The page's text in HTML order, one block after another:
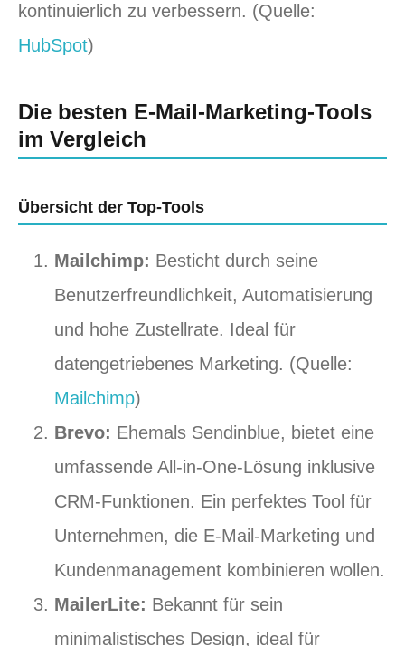
kontinuierlich zu verbessern. (Quelle:
HubSpot)
Die besten E-Mail-Marketing-Tools
im Vergleich
Übersicht der Top-Tools
Mailchimp: Besticht durch seine
Benutzerfreundlichkeit, Automatisierung
und hohe Zustellrate. Ideal für
datengetriebenes Marketing. (Quelle:
Mailchimp)
Brevo: Ehemals Sendinblue, bietet eine
umfassende All-in-One-Lösung inklusive
CRM-Funktionen. Ein perfektes Tool für
Unternehmen, die E-Mail-Marketing und
Kundenmanagement kombinieren wollen.
MailerLite: Bekannt für sein
minimalistisches Design, ideal für